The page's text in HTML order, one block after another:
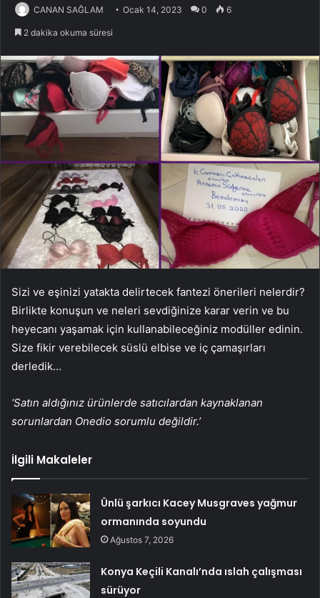
CANAN SAĞLAM Ocak 14, 2023 0 6
2 dakika okuma süresi
Sizi ve eşinizi yatakta delirtecek fantezi önerileri nelerdir?
Birlikte konuşun ve neleri sevdiğinize karar verin ve bu
heyecanı yaşamak için kullanabileceğiniz modüller edinin.
Size fikir verebilecek süslü elbise ve iç çamaşırları
derledik…
‘Satın aldığınız ürünlerde satıcılardan kaynaklanan
sorunlardan Onedio sorumlu değildir.’
İlgili Makaleler
Ünlü şarkıcı Kacey Musgraves yağmur
ormanında soyundu
Ağustos 7, 2026
Konya Keçili Kanalı’nda ıslah çalışması
sürüyor